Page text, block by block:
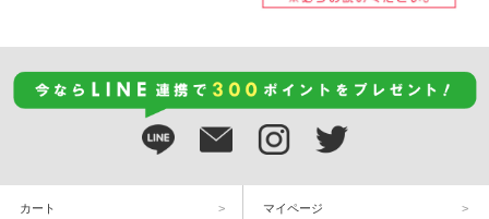
カート マイページ